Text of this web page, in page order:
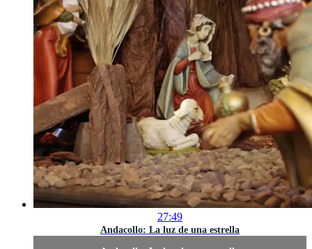
27:49
Andacollo: La luz de una estrella